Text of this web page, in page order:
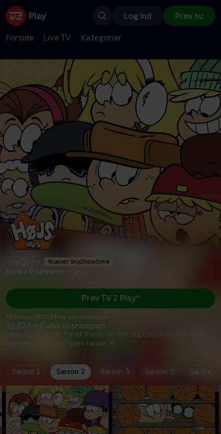
Log ind Prøv nu
Forside Live TV Kategorier
Kræver SkyShowtime
Børn • 9 sæsoner •
S2:E26 • Galskabsrampen
Lana får chancen for at møde sin helt, og Lincoln indser, hvor
overbeskyttende Clydes fædre er.
Prøv TV 2 Play*
*tilkøbes til TV 2 Play abonnement
Sæson 1 Sæson 2 Sæson 3 Sæson 5 Sæson 6